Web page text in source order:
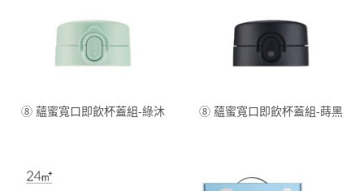
⑧ 蘊蜜寬口即飲杯蓋組-綠沐 ⑧ 蘊蜜寬口即飲杯蓋組-蒔黑